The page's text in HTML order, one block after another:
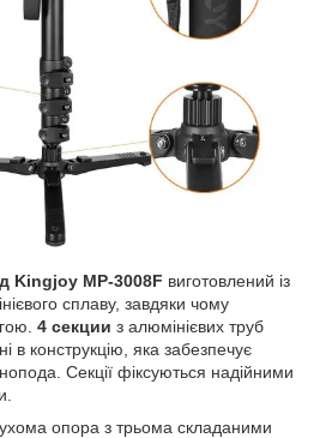
Kingjoy MP-3008F виготовлений із
сплаву, завдяки чому
4 секции з алюмінієвих труб
в конструкцію, яка забезпечує
Секції фіксуються надійними
опора з трьома складаними